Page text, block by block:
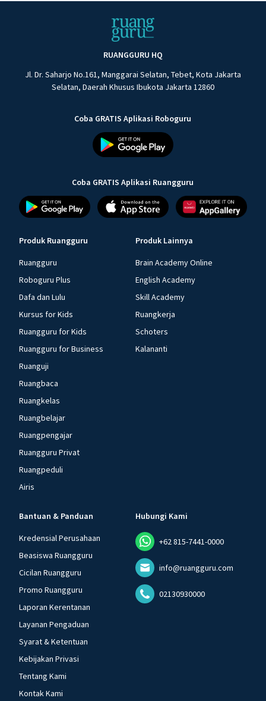
RUANGGURU HQ
Jl. Dr. Saharjo No.161, Manggarai Selatan, Tebet, Kota Jakarta
Selatan, Daerah Khusus Ibukota Jakarta 12860
Coba GRATIS Aplikasi Roboguru
Coba GRATIS Aplikasi Ruangguru
Produk Ruangguru
Ruangguru
Roboguru Plus
Dafa dan Lulu
Kursus for Kids
Ruangguru for Kids
Ruangguru for Business
Ruanguji
Ruangbaca
Ruangkelas
Ruangbelajar
Ruangpengajar
Ruangguru Privat
Ruangpeduli
Airis
Produk Lainnya
Brain Academy Online
English Academy
Skill Academy
Ruangkerja
Schoters
Kalananti
Bantuan & Panduan
Kredensial Perusahaan
Beasiswa Ruangguru
Cicilan Ruangguru
Promo Ruangguru
Laporan Kerentanan
Layanan Pengaduan
Syarat & Ketentuan
Kebijakan Privasi
Tentang Kami
Kontak Kami
Hubungi Kami
+62 815-7441-0000
info@ruangguru.com
02130930000